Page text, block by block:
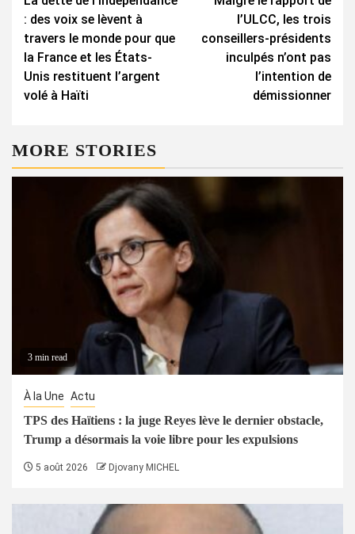
Reading
: des voix se lèvent à
travers le monde pour que
la France et les États-
Unis restituent l’argent
volé à Haïti
l’ULCC, les trois
conseillers-présidents
inculpés n’ont pas
l’intention de
démissionner
MORE STORIES
3 min read
À la Une Actu
TPS des Haïtiens : la juge Reyes lève le dernier obstacle,
Trump a désormais la voie libre pour les expulsions
5 août 2026 Djovany MICHEL